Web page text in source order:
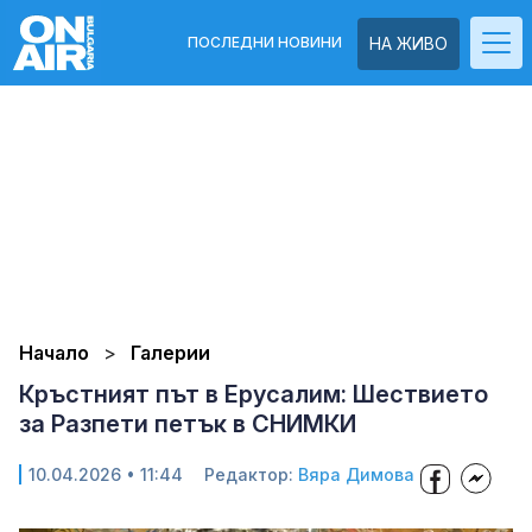
НА ЖИВО
ПОСЛЕДНИ НОВИНИ
Начало Галерии
Кръстният път в Ерусалим: Шествието
за Разпети петък в СНИМКИ
10.04.2026 • 11:44 Редактор: Вяра Димова